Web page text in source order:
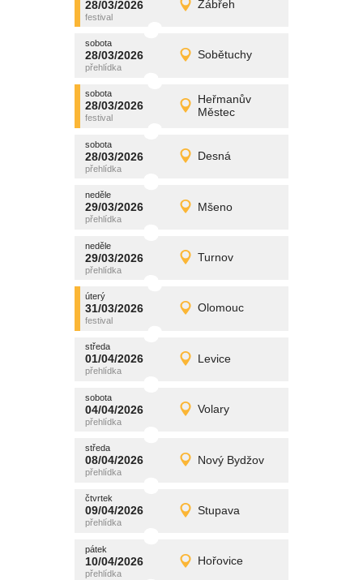
28/03/2026 Zábřeh
sobota
28/03/2026 Detail
sobota
28/03/2026 Sobětuchy
sobota
28/03/2026 Detail
promítání
sobota
28/03/2026
Heřmanův
Městec
sobota
28/03/2026 Detail
promítání
sobota
28/03/2026 Desná
sobota
28/03/2026 Detail
promítání
neděle
29/03/2026 Mšeno
neděle
29/03/2026 Detail
promítání
neděle
29/03/2026 Turnov
neděle
29/03/2026 Detail
promítání
úterý
31/03/2026 Olomouc
úterý
31/03/2026 Detail
promítání
středa
01/04/2026 Levice
středa
01/04/2026 Detail
promítání
sobota
04/04/2026 Volary
sobota
04/04/2026 Detail
promítání
středa
08/04/2026 Nový Bydžov
středa
08/04/2026 Detail
promítání
čtvrtek
09/04/2026 Stupava
čtvrtek
09/04/2026 Detail
promítání
pátek
10/04/2026 Hořovice
pátek
10/04/2026 Detail
promítání